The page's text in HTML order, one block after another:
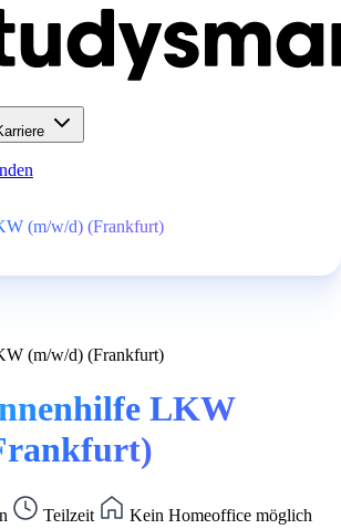
(m/w/d) (Frankfurt)
(m/w/d) (Frankfurt)
LKW
Teilzeit
Kein Homeoffice möglich